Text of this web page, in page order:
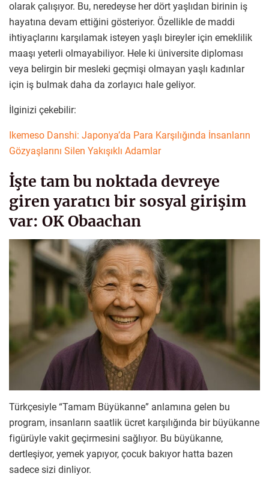
olarak çalışıyor. Bu, neredeyse her dört yaşlıdan birinin iş
hayatına devam ettiğini gösteriyor. Özellikle de maddi
ihtiyaçlarını karşılamak isteyen yaşlı bireyler için emeklilik
maaşı yeterli olmayabiliyor. Hele ki üniversite diploması
veya belirgin bir mesleki geçmişi olmayan yaşlı kadınlar
için iş bulmak daha da zorlayıcı hale geliyor.
İlginizi çekebilir:
Ikemeso Danshi: Japonya’da Para Karşılığında İnsanların
Gözyaşlarını Silen Yakışıklı Adamlar
İşte tam bu noktada devreye
giren yaratıcı bir sosyal girişim
var: OK Obaachan
Türkçesiyle “Tamam Büyükanne” anlamına gelen bu
program, insanların saatlik ücret karşılığında bir büyükanne
figürüyle vakit geçirmesini sağlıyor. Bu büyükanne,
dertleşiyor, yemek yapıyor, çocuk bakıyor hatta bazen
sadece sizi dinliyor.